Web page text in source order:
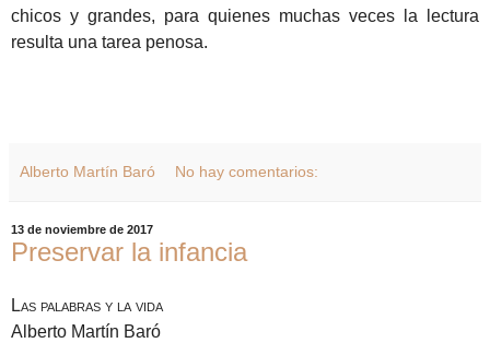
chicos y grandes, para quienes muchas veces la lectura
resulta una tarea penosa.
Alberto Martín Baró No hay comentarios:
13 de noviembre de 2017
Preservar la infancia
Las palabras y la vida
Alberto Martín Baró